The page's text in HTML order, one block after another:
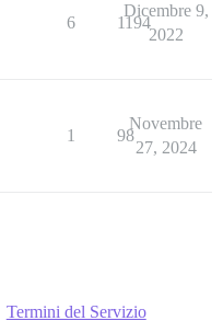
6 1194
Dicembre 9,
2022
1 98
Novembre
27, 2024
Termini del Servizio